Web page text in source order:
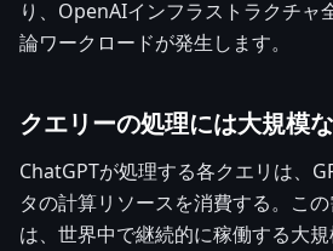
り、OpenAIインフラストラクチャ
論ワークロードが発生します。
クエリーの処理には大規模
ChatGPTが処理する各クエリは、
タの計算リソースを消費する。こ
は、世界中で継続的に稼働する大規